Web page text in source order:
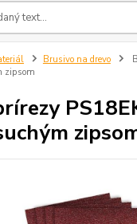
Brusivo na drevo
zipsom